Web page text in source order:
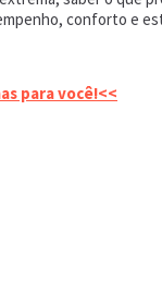
conforto e
para você!<<